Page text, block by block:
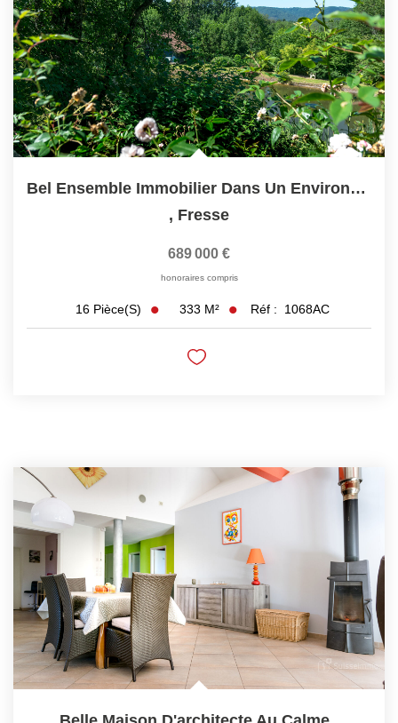
Bel Ensemble Immobilier Dans Un Environnement Exceptionnel
, Fresse
689 000 €
honoraires compris
16 Pièce(s) 333 M² Réf : 1068AC